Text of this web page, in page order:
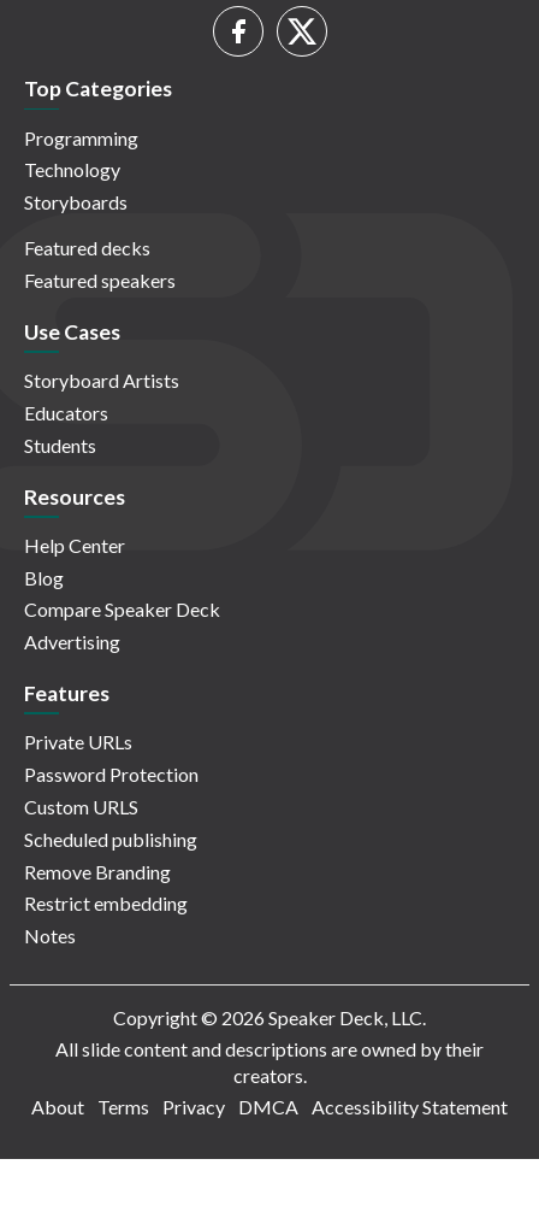
Top Categories
Programming
Technology
Storyboards
Featured decks
Featured speakers
Use Cases
Storyboard Artists
Educators
Students
Resources
Help Center
Blog
Compare Speaker Deck
Advertising
Features
Private URLs
Password Protection
Custom URLS
Scheduled publishing
Remove Branding
Restrict embedding
Notes
Copyright © 2026 Speaker Deck, LLC.
All slide content and descriptions are owned by their
creators.
About
Terms Privacy DMCA Accessibility Statement